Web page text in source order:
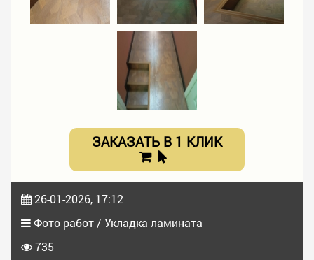
ЗАКАЗАТЬ В 1 КЛИК
26-01-2026, 17:12
Фото работ / Укладка ламината
735